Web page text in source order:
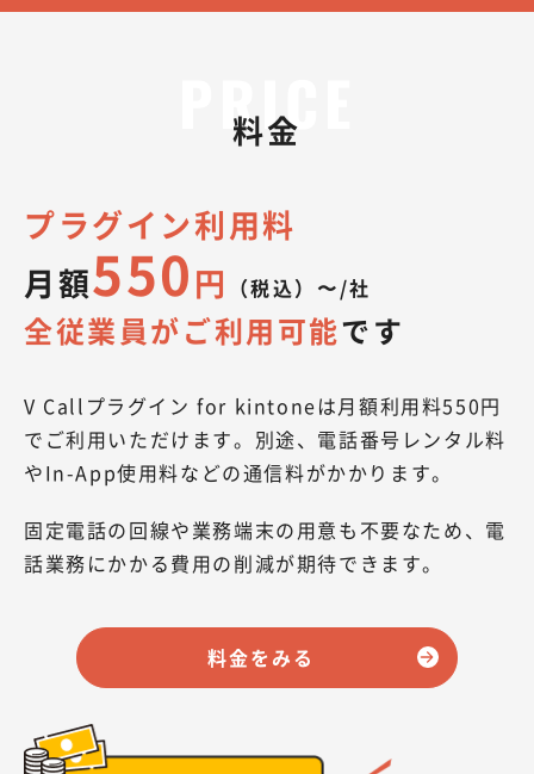
料金
プラグイン利用料
月額550円 （税込）〜/社
全従業員がご利用可能です
V Callプラグイン for kintoneは月額利用料550円
でご利用いただけます。別途、電話番号レンタル料
やIn-App使用料などの通信料がかかります。
固定電話の回線や業務端末の用意も不要なため、電
話業務にかかる費用の削減が期待できます。
料金をみる